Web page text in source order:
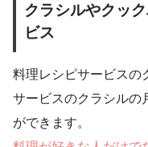
クラシルやクッ
ビス
料理レシピサービスの
サービスのクラシルの
ができます。